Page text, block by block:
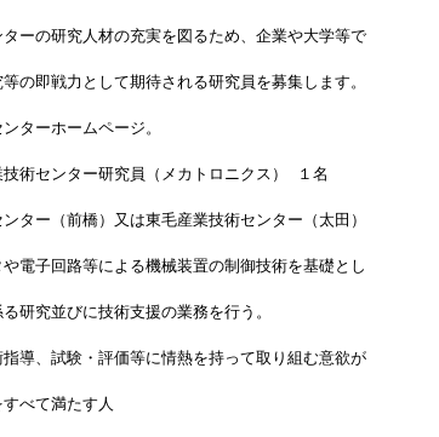
ーの研究人材の充実を図るため、企業や大学等で
の即戦力として期待される研究員を募集します。
ターホームページ。
技術センター研究員（メカトロニクス） １名
ター（前橋）又は東毛産業技術センター（太田）
子回路等による機械装置の制御技術を基礎とし
究並びに技術支援の業務を行う。
指導、試験・評価等に情熱を持って取り組む意欲が
べて満たす人